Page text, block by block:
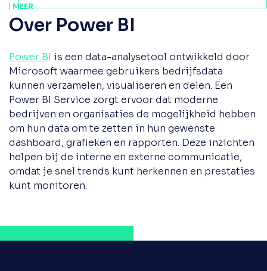
MEER
Over Power BI
Power BI is een data-analysetool ontwikkeld door
Microsoft waarmee gebruikers bedrijfsdata
kunnen verzamelen, visualiseren en delen. Een
Power BI Service zorgt ervoor dat moderne
bedrijven en organisaties de mogelijkheid hebben
om hun data om te zetten in hun gewenste
dashboard, grafieken en rapporten. Deze inzichten
helpen bij de interne en externe communicatie,
omdat je snel trends kunt herkennen en prestaties
kunt monitoren.